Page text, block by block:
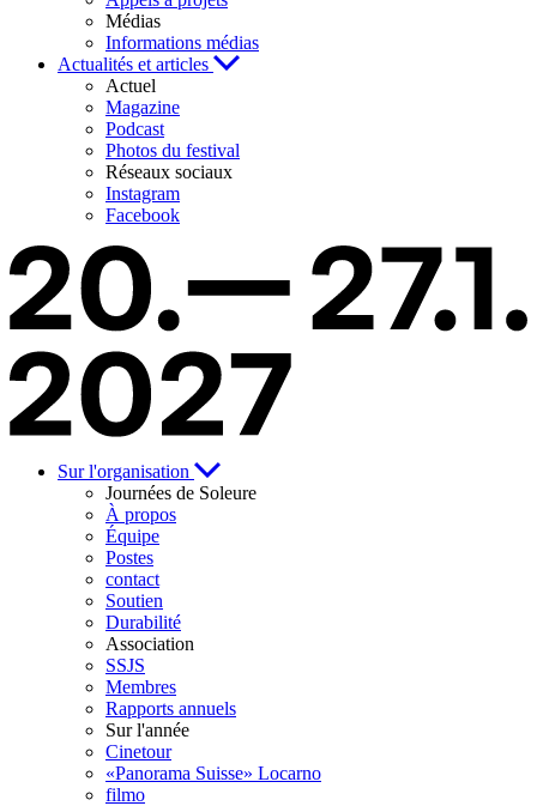
Médias
Informations médias
Actualités et articles
Actuel
Magazine
Podcast
Photos du festival
Réseaux sociaux
Instagram
Facebook
Sur l'organisation
Journées de Soleure
À propos
Équipe
Postes
contact
Soutien
Durabilité
Association
SSJS
Membres
Rapports annuels
Sur l'année
Cinetour
«Panorama Suisse» Locarno
filmo